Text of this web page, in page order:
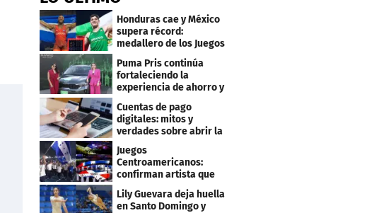
Honduras cae y México
supera récord:
medallero de los Juegos
Centroamericanos
Puma Pris continúa
fortaleciendo la
experiencia de ahorro y
clientes
Cuentas de pago
digitales: mitos y
verdades sobre abrir la
Juegos
Centroamericanos:
confirman artista que
cantará en la ceremonia
de clausura
Lily Guevara deja huella
en Santo Domingo y